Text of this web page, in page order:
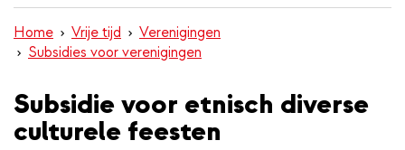
inhoud
gaan
Home Vrije tijd
Verenigingen
Subsidies voor verenigingen
Subsidie voor etnisch diverse
culturele feesten